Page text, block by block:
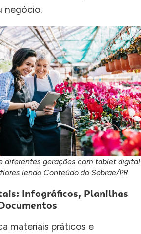
negócio.
diferentes gerações com tablet digital
lendo Conteúdo do Sebrae/PR.
Infográficos, Planilhas
materiais práticos e